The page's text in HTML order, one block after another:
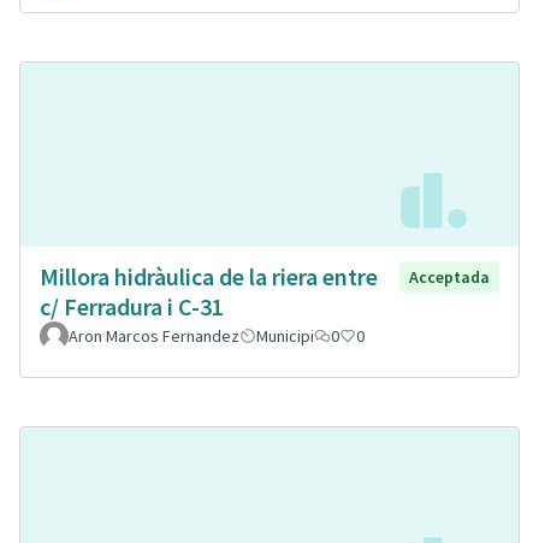
Millora hidràulica de la riera entre
c/ Ferradura i C-31
Acceptada
Aron Marcos Fernandez Municipi 0 0